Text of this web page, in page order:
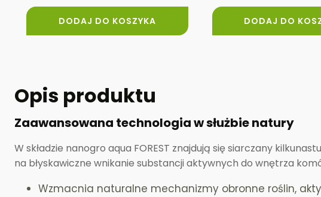
DODAJ DO KOSZYKA DODAJ DO
Opis produktu
Zaawansowana technologia w służbie natury
W składzie nanogro aqua FOREST znajdują się siarczany
na błyskawiczne wnikanie substancji aktywnych do wnętrza
Wzmacnia naturalne mechanizmy obronne roślin,